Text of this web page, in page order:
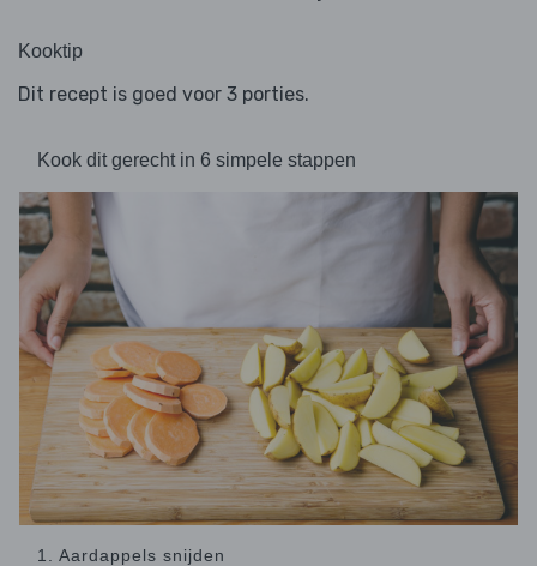
Kooktip
Dit recept is goed voor 3 porties.
Kook dit gerecht in 6 simpele stappen
1. Aardappels snijden